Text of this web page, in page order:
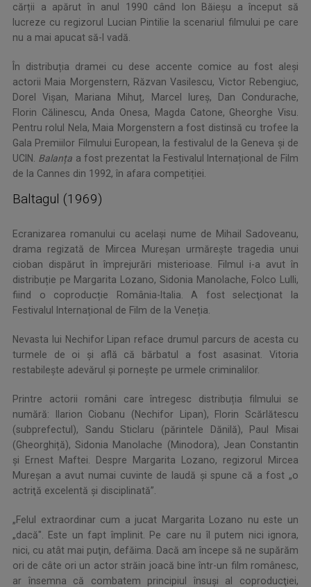
cărții a apărut în anul 1990 când Ion Băieşu a început să
lucreze cu regizorul Lucian Pintilie la scenariul filmului pe care
nu a mai apucat să-l vadă.
În distribuția dramei cu dese accente comice au fost aleși
actorii Maia Morgenstern, Răzvan Vasilescu, Victor Rebengiuc,
Dorel Vișan, Mariana Mihuț, Marcel Iureș, Dan Condurache,
Florin Călinescu, Anda Onesa, Magda Catone, Gheorghe Visu.
Pentru rolul Nela, Maia Morgenstern a fost distinsă cu trofee la
Gala Premiilor Filmului European, la festivalul de la Geneva și de
UCIN. Balanța a fost prezentat la Festivalul Internațional de Film
de la Cannes din 1992, în afara competiției.
Baltagul (1969)
Ecranizarea romanului cu același nume de Mihail Sadoveanu,
drama regizată de Mircea Mureșan urmărește tragedia unui
cioban dispărut în împrejurări misterioase. Filmul i-a avut în
distribuție pe Margarita Lozano, Sidonia Manolache, Folco Lulli,
fiind o coproducție România-Italia. A fost selecţionat la
Festivalul Internațional de Film de la Veneția.
Nevasta lui Nechifor Lipan reface drumul parcurs de acesta cu
turmele de oi și află că bărbatul a fost asasinat. Vitoria
restabilește adevărul și pornește pe urmele criminalilor.
Printre actorii români care întregesc distribuția filmului se
numără: Ilarion Ciobanu (Nechifor Lipan), Florin Scărlătescu
(subprefectul), Sandu Sticlaru (părintele Dănilă), Paul Misai
(Gheorghiță), Sidonia Manolache (Minodora), Jean Constantin
și Ernest Maftei. Despre Margarita Lozano, regizorul Mircea
Mureşan a avut numai cuvinte de laudă şi spune că a fost „o
actriţă excelentă şi disciplinată”.
„Felul extraordinar cum a jucat Margarita Lozano nu este un
„dacă". Este un fapt împlinit. Pe care nu îl putem nici ignora,
nici, cu atât mai puţin, defăima. Dacă am începe să ne supărăm
ori de câte ori un actor străin joacă bine într-un film românesc,
ar însemna că combatem principiul însuşi al coproducţiei,